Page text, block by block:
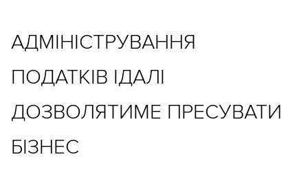
АДМІНІСТРУВАННЯ
ПОДАТКІВ ІДАЛІ
ДОЗВОЛЯТИМЕ ПРЕСУВАТИ
БІЗНЕС